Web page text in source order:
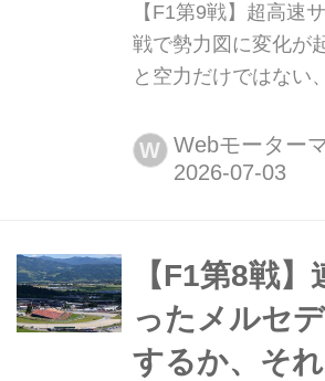
【F1第9戦】超高速
戦で勢力図に変化が
と空力だけではない
7月4日(現地時間)、
戦イギリスGPがノー
1950年のF1グラン
さず開催されてきた
は今年で77回目を迎
のイギリスGP...
W Webモーター
【F1第8戦】
ったメルセ
するか、そ